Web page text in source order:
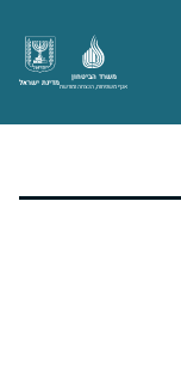
מדינת ישראל
משרד הביטחון
אגף משפחות, הנצחה ומורשת